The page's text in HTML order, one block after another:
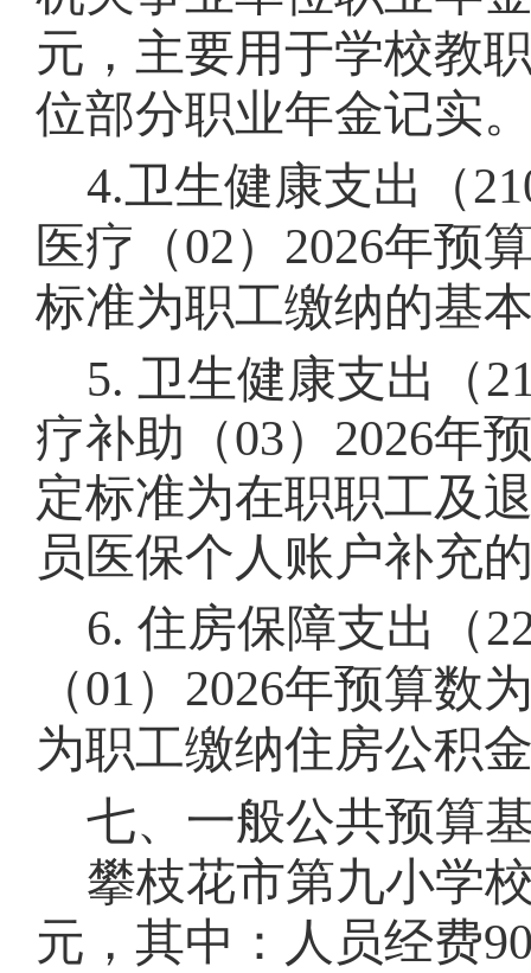
元，主要用于学校教
位部分职业年金记实
4.卫生健康支出 （
医疗（02） 2026年预
标准为职工缴纳的基
5. 卫生健康支出（
疗补助（03） 2026年
定标准为在职职工及
员医保个人账户补充
6. 住房保障支出 （
（01） 2026年预算数
为职工缴纳住房公积
七、一般公共预算
攀枝花市第九小学
元，其中：人员经费